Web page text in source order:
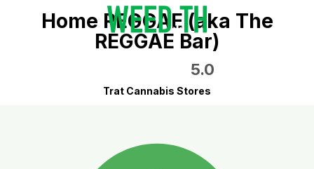
Home REGGAE (aka The
REGGAE Bar)
5.0
Trat Cannabis Stores